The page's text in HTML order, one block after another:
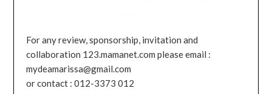
For any review, sponsorship, invitation and
collaboration 123.mamanet.com please email :
mydeamarissa@gmail.com
or contact : 012-3373 012